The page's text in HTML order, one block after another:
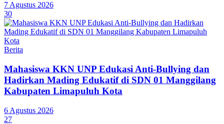
7 Agustus 2026
30
Berita
Mahasiswa KKN UNP Edukasi Anti-Bullying dan
Hadirkan Mading Edukatif di SDN 01 Manggilang
Kabupaten Limapuluh Kota
6 Agustus 2026
27